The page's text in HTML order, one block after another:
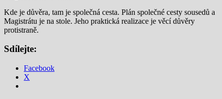
Kde je důvěra, tam je společná cesta. Plán společné cesty sousedů a
Magistrátu je na stole. Jeho praktická realizace je věcí důvěry
protistraně.
Sdílejte:
Facebook
X